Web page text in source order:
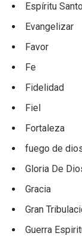
Espíritu Santo
Evangelizar
Favor
Fe
Fidelidad
Fiel
Fortaleza
fuego de
Gloria De
Gracia
Gran
Guerra